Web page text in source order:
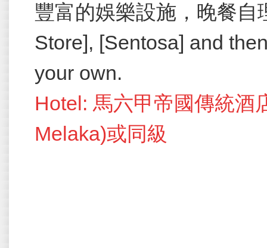
豐富的娛樂設施，晚餐
Store], [Sentosa] and
your own.
Hotel: 馬六甲帝國傳統酒
Melaka)或同級